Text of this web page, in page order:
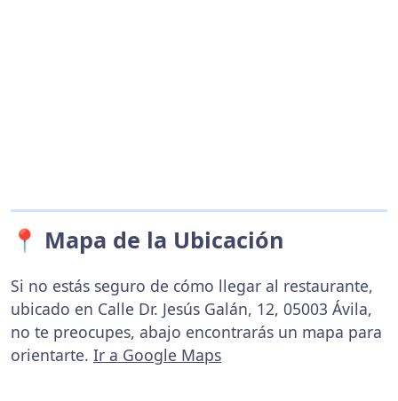
📍 Mapa de la Ubicación
Si no estás seguro de cómo llegar al restaurante,
ubicado en Calle Dr. Jesús Galán, 12, 05003 Ávila,
no te preocupes, abajo encontrarás un mapa para
orientarte. Ir a Google Maps